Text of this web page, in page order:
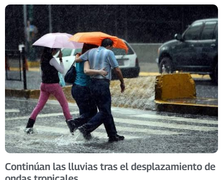
Continúan las lluvias tras el desplazamiento de